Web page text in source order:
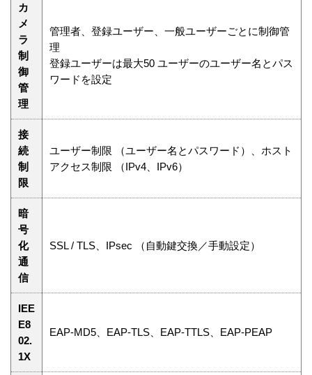
カ
メ
ラ
制
御
管
理
管理者、登録ユーザー、一般ユーザーごとに制御管
理
登録ユーザーは最大50 ユーザーのユーザー名とパス
ワードを設定
接
続
制
限
ユーザー制限 （ユーザー名とパスワード）、ホスト
アクセス制限 （IPv4、IPv6）
暗
号
化
通
信
SSL / TLS、IPsec （自動鍵交換／手動設定）
IEE
E8
02.
1X
EAP-MD5、EAP-TLS、EAP-TTLS、EAP-PEAP